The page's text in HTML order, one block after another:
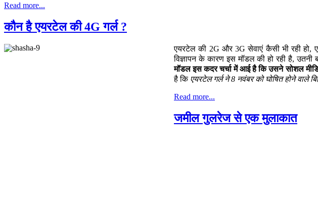
Read more...
कौन है एयरटेल की 4G गर्ल ?
एयरटेल की 2G और 3G सेवाएं कैसी भी रही हो,
विज्ञापन के कारण इस मॉडल की हो रही है,
मॉडल इस कदर चर्चा में आई है कि उसने सोशल
है किएयरटेल गर्ल ने 8 नवंबर को घोषित होने
Read more...
जमील गुलरेज से एक मुलाकात